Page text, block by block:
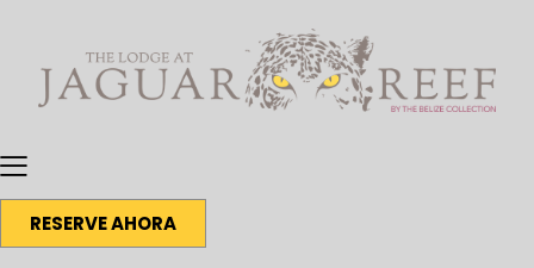
RESERVE AHORA